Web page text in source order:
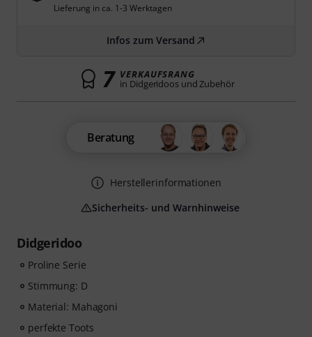
Didgeridoo
Proline Serie
Stimmung: D
Material: Mahagoni
perfekte Toots
Lieferung in ca. 1-3 Werktagen
Infos zum Versand
7 VERKAUFSRANG
in Didgeridoos und Zubehör
Beratung
Herstellerinformationen
Sicherheits- und Warnhinweise